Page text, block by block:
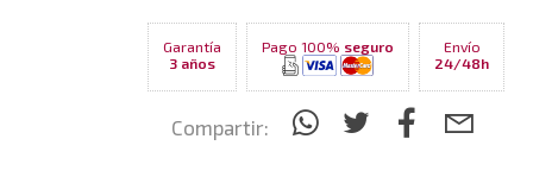
Garantía
3 años
Pago 100% seguro
Envío
24/48h
Compartir: